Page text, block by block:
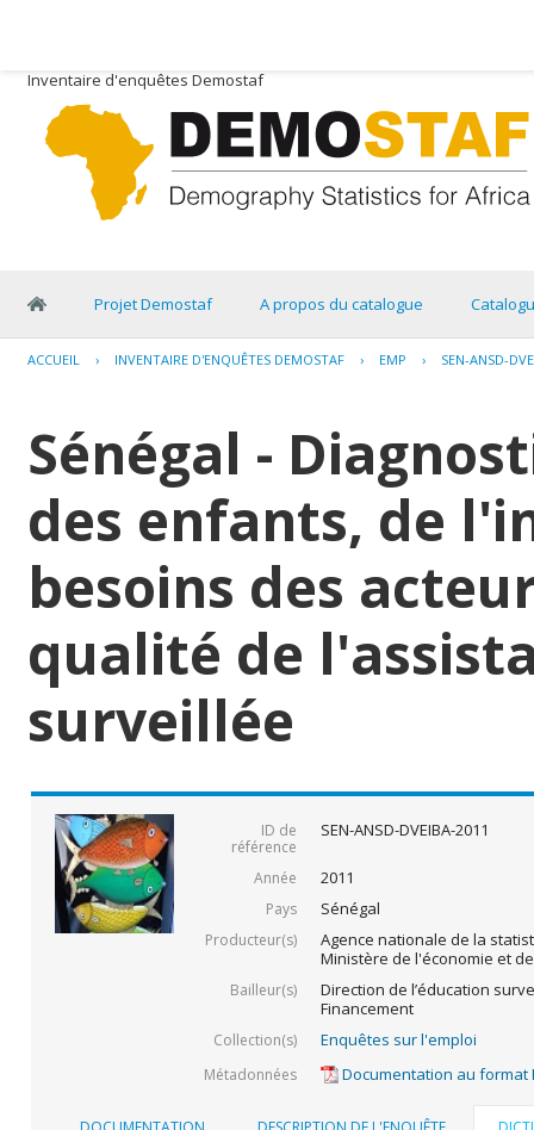
Inventaire d'enquêtes Demostaf
Projet Demostaf A propos du catalogue
ACCUEIL › INVENTAIRE D'ENQUÊTES DEMOSTAF › EMP › SEN-ANSD-
Sénégal -
des enfants, de
besoins des
qualité de
surveillée
ID de
référence
SEN-ANSD-DVEIBA-2011
Année 2011
Pays Sénégal
Producteur(s)
Agence nationale de la
Ministère de l'économie et
Bailleur(s)
Direction de l’éducation
Financement
Collection(s) Enquêtes sur l'emploi
Métadonnées Documentation au format